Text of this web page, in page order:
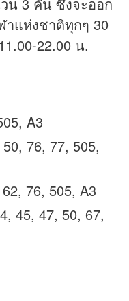
แห่งชาติทุกๆ 30
22.00 น.
A3
76, 77, 505,
76, 505, A3
45, 47, 50, 67,